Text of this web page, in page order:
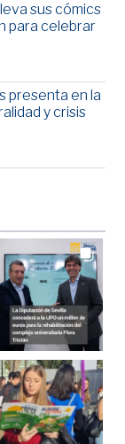
sus cómics
para celebrar
presenta en la
y crisis